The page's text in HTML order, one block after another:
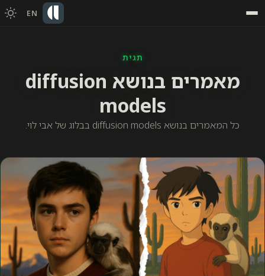
EN
תגית
מאמרים בנושא diffusion
models
כל המאמרים בנושא diffusion models בבלוג של אבי לוי.